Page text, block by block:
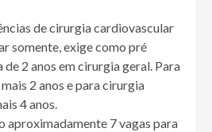
de cirurgia cardiovascular
somente, exige como pré
2 anos em cirurgia geral. Para
2 anos e para cirurgia
4 anos.
aproximadamente 7 vagas para